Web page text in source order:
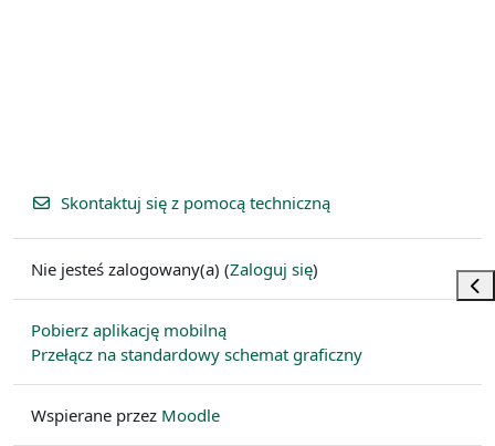
Skontaktuj się z pomocą techniczną
Nie jesteś zalogowany(a) (Zaloguj się)
Pobierz aplikację mobilną
Przełącz na standardowy schemat graficzny
Wspierane przez Moodle